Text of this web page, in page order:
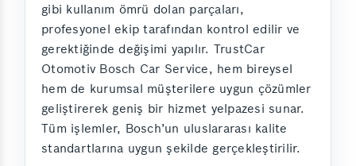
gibi kullanım ömrü dolan parçaları,
profesyonel ekip tarafından kontrol edilir ve
gerektiğinde değişimi yapılır. TrustCar
Otomotiv Bosch Car Service, hem bireysel
hem de kurumsal müşterilere uygun çözümler
geliştirerek geniş bir hizmet yelpazesi sunar.
Tüm işlemler, Bosch’un uluslararası kalite
standartlarına uygun şekilde gerçekleştirilir.